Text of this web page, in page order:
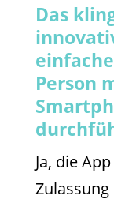
Das
Person
Ja, die